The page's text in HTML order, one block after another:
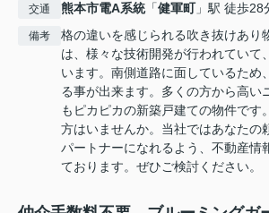
交通 熊本市電A系統「健軍町」駅 徒歩28
備考
格の違いを感じられる吹き抜けあり
は、様々な技術開発が行われていて
います。南側道路に面しているため
る事が出来ます。多くの方から高い
もピカピカの新築戸建ての物件です
方はいませんか。当社ではあなたの
パートナーになれるよう、不動産情
ております。ぜひご検討ください。